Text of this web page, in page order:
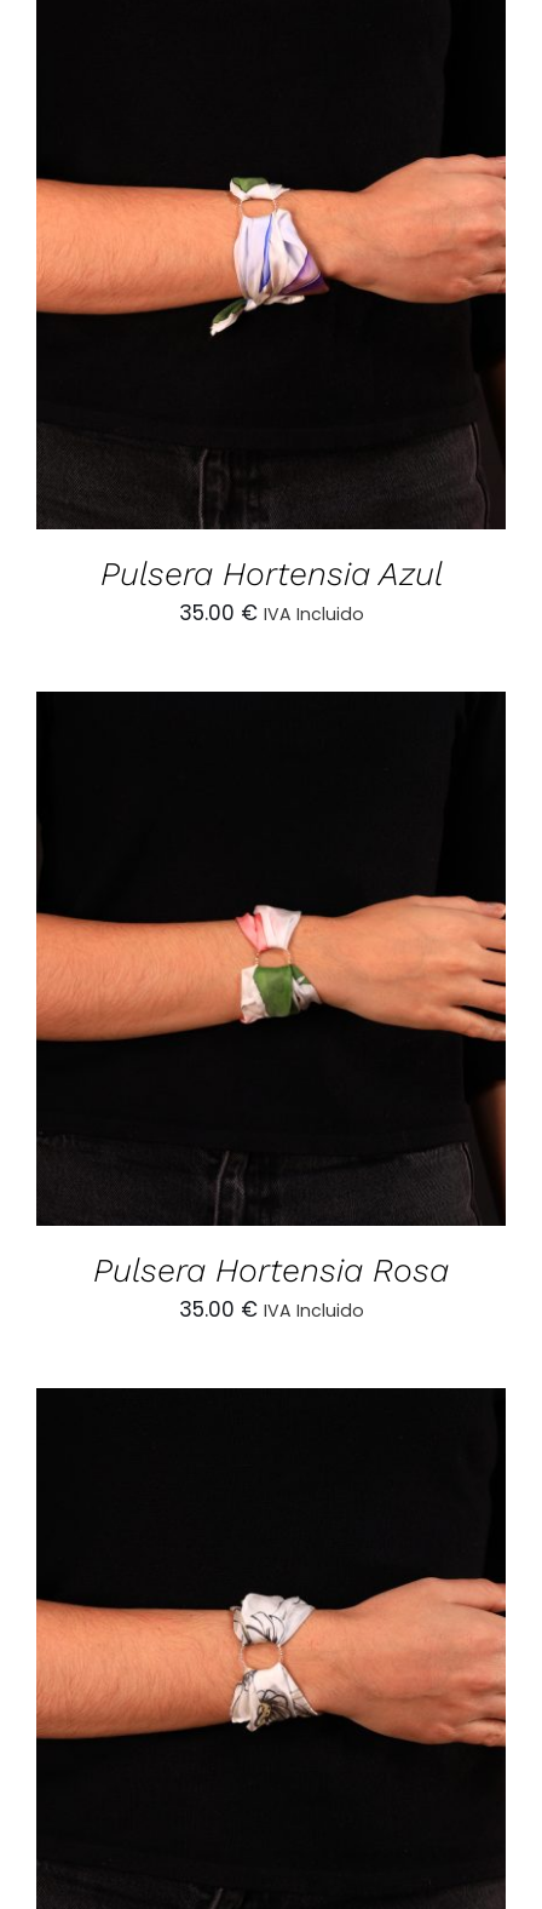
AÑADIR AL CARRITO / DETALLES
Pulsera Hortensia Azul
35.00 € IVA Incluido
AÑADIR AL CARRITO DETALLES
Pulsera Hortensia Rosa
35.00 € IVA Incluido
AÑADIR AL CARRITO DETALLES